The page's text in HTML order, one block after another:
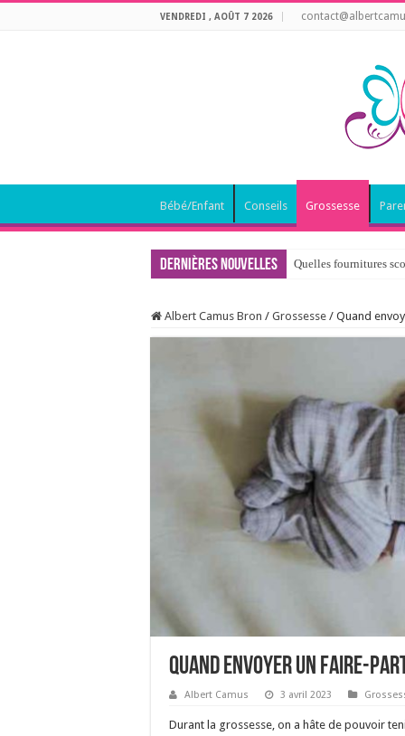
VENDREDI , AOÛT 7 2026
Bébé/Enfant Conseils Grossesse
Dernières nouvelles Quelles fournitures
Albert Camus Bron / Grossesse / Quand
Quand envoyer un faire-
Albert Camus 3 avril 2023
Durant la grossesse, on a hâte de pouvoir